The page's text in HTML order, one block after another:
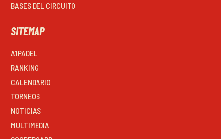
BASES DEL CIRCUITO
SITEMAP
A1PADEL
RANKING
CALENDARIO
TORNEOS
NOTICIAS
MULTIMEDIA